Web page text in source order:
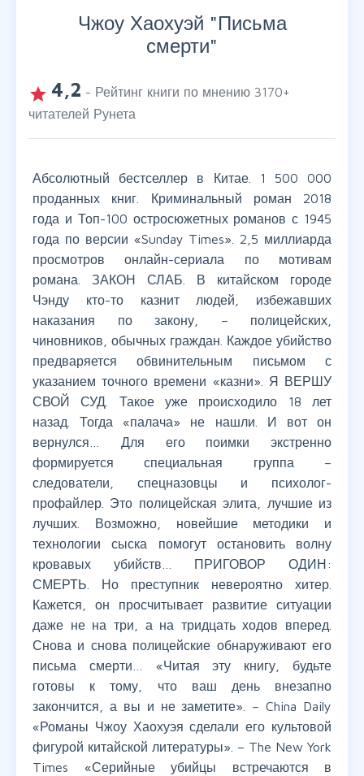
Чжоу Хаохуэй "Письма
смерти"
grade 4,2 - Рейтинг книги по мнению 3170+
читателей Рунета
Абсолютный бестселлер в Китае. 1 500 000
проданных книг. Криминальный роман 2018
года и Топ-100 остросюжетных романов с 1945
года по версии «Sunday Times». 2,5 миллиарда
просмотров онлайн-сериала по мотивам
романа. ЗАКОН СЛАБ. В китайском городе
Чэнду кто-то казнит людей, избежавших
наказания по закону, – полицейских,
чиновников, обычных граждан. Каждое убийство
предваряется обвинительным письмом с
указанием точного времени «казни». Я ВЕРШУ
СВОЙ СУД. Такое уже происходило 18 лет
назад. Тогда «палача» не нашли. И вот он
вернулся… Для его поимки экстренно
формируется специальная группа –
следователи, спецназовцы и психолог-
профайлер. Это полицейская элита, лучшие из
лучших. Возможно, новейшие методики и
технологии сыска помогут остановить волну
кровавых убийств… ПРИГОВОР ОДИН:
СМЕРТЬ. Но преступник невероятно хитер.
Кажется, он просчитывает развитие ситуации
даже не на три, а на тридцать ходов вперед.
Снова и снова полицейские обнаруживают его
письма смерти… «Читая эту книгу, будьте
готовы к тому, что ваш день внезапно
закончится, а вы и не заметите». – China Daily
«Романы Чжоу Хаохуэя сделали его культовой
фигурой китайской литературы». – The New York
Times «Серийные убийцы встречаются в